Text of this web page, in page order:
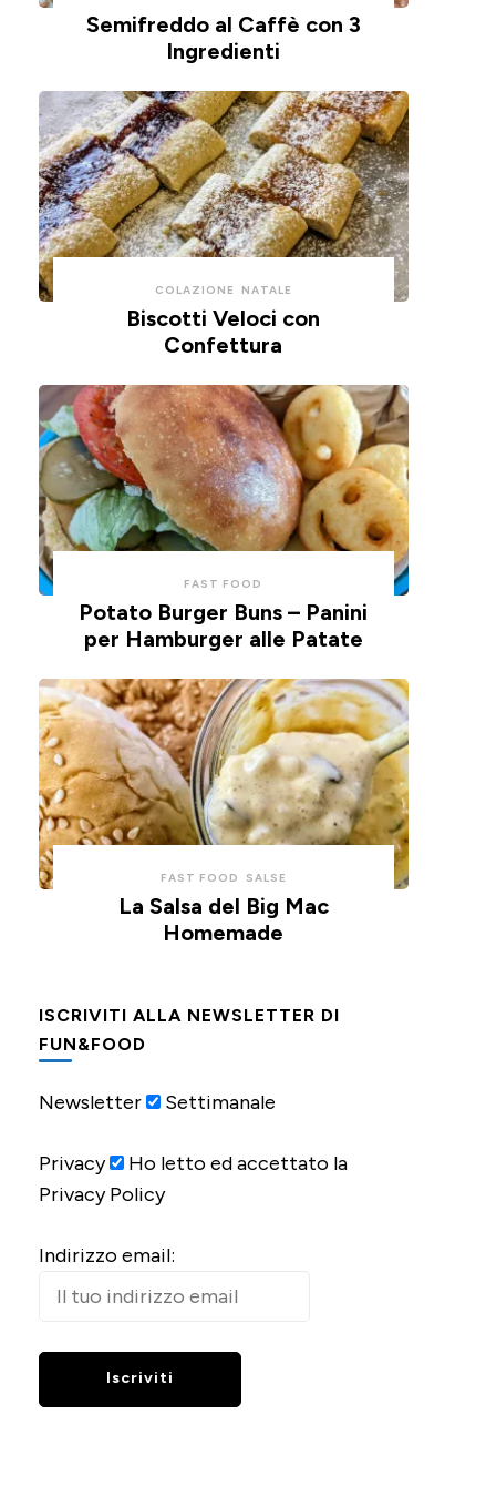
Semifreddo al Caffè con 3
Ingredienti
COLAZIONE NATALE
Biscotti Veloci con
Confettura
FAST FOOD
Potato Burger Buns – Panini
per Hamburger alle Patate
FAST FOOD SALSE
La Salsa del Big Mac
Homemade
ISCRIVITI ALLA NEWSLETTER DI
FUN&FOOD
Newsletter Settimanale
Privacy
Ho letto ed accettato la
Privacy Policy
Indirizzo email: